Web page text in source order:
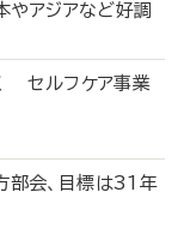
やアジアなど好調
セルフケア事業
会、目標は31年